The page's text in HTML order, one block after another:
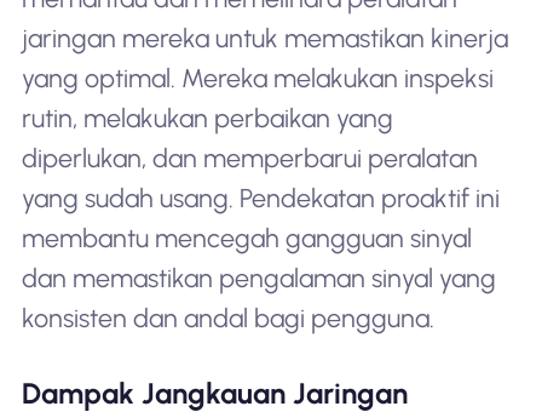
jaringan mereka untuk memastikan kinerja
yang optimal. Mereka melakukan inspeksi
rutin, melakukan perbaikan yang
diperlukan, dan memperbarui peralatan
yang sudah usang. Pendekatan proaktif ini
membantu mencegah gangguan sinyal
dan memastikan pengalaman sinyal yang
konsisten dan andal bagi pengguna.
Dampak Jangkauan Jaringan